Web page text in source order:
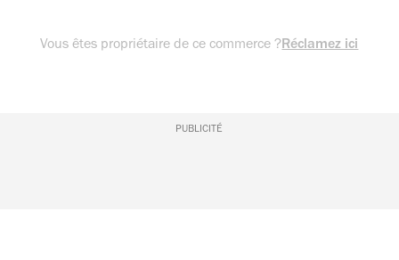
Vous êtes propriétaire de ce commerce ?Réclamez ici
PUBLICITÉ